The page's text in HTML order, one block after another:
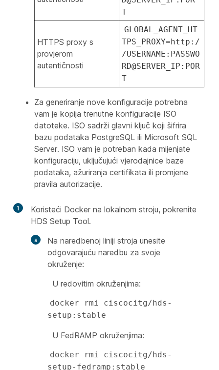
T
HTTPS proxy s
provjerom
autentičnosti
GLOBAL_AGENT_HT
TPS_PROXY=http:/
/USERNAME:PASSWO
RD@SERVER_IP:POR
T
Za generiranje nove konfiguracije potrebna
vam je kopija trenutne konfiguracije ISO
datoteke. ISO sadrži glavni ključ koji šifrira
bazu podataka PostgreSQL ili Microsoft SQL
Server. ISO vam je potreban kada mijenjate
konfiguraciju, uključujući vjerodajnice baze
podataka, ažuriranja certifikata ili promjene
pravila autorizacije.
1
Koristeći Docker na lokalnom stroju, pokrenite
HDS Setup Tool.
Na naredbenoj liniji stroja unesite
odgovarajuću naredbu za svoje
okruženje:
U redovitim okruženjima:
docker rmi ciscocitg/hds-
setup:stable
U FedRAMP okruženjima:
docker rmi ciscocitg/hds-
setup-fedramp:stable